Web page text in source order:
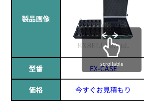
製品画像
型番 EX-CASE
価格 今すぐお見積もり
scrollable